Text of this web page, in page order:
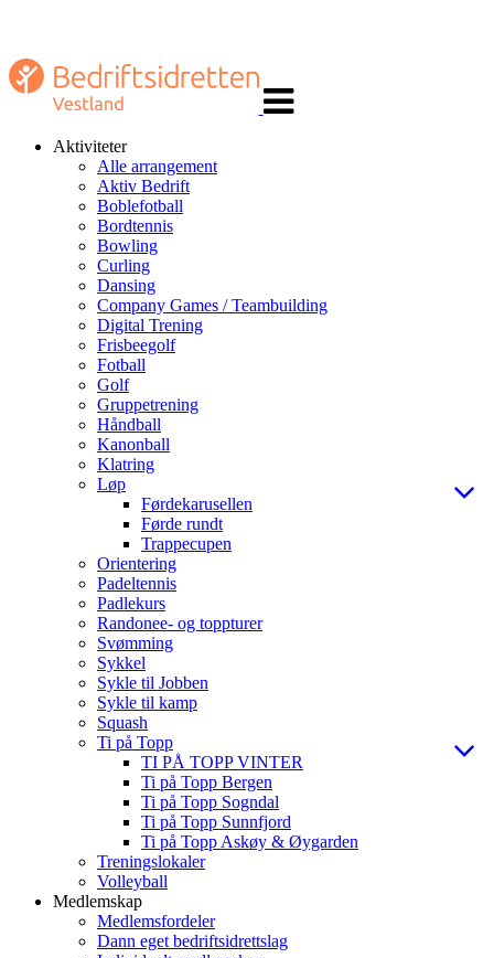
navigasjon
Aktiviteter
Alle arrangement
Aktiv Bedrift
Boblefotball
Bordtennis
Bowling
Curling
Dansing
Company Games / Teambuilding
Digital Trening
Frisbeegolf
Fotball
Golf
Gruppetrening
Håndball
Kanonball
Klatring
Løp
Førdekarusellen
Førde rundt
Trappecupen
Orientering
Padeltennis
Padlekurs
Randonee- og toppturer
Svømming
Sykkel
Sykle til Jobben
Sykle til kamp
Squash
Ti på Topp
TI PÅ TOPP VINTER
Ti på Topp Bergen
Ti på Topp Sogndal
Ti på Topp Sunnfjord
Ti på Topp Askøy & Øygarden
Treningslokaler
Volleyball
Medlemskap
Medlemsfordeler
Dann eget bedriftsidrettslag